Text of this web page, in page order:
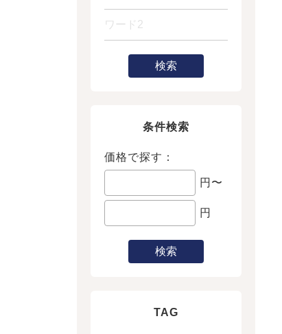
検索
条件検索
価格で探す：
円〜
円
検索
TAG